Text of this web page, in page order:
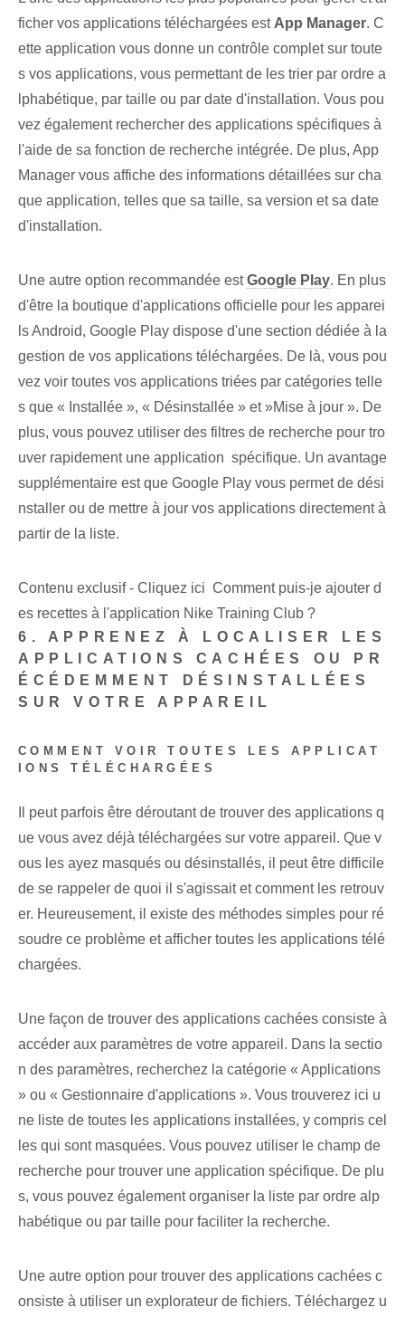
ficher vos applications téléchargées est App Manager. C
ette application vous donne un contrôle complet sur toute
s vos applications, vous permettant de les trier par ordre a
lphabétique, par taille ou par date d'installation. Vous pou
vez également rechercher des applications spécifiques à
l'aide de sa fonction de recherche intégrée. De plus, App
Manager​ vous affiche des informations détaillées sur cha
que application, telles que sa taille, sa version et sa date
d'installation.
Une autre option recommandée estGoogle Play. En plus
d'être la boutique d'applications officielle pour les apparei
ls Android, Google Play dispose d'une section dédiée à la
gestion de vos applications téléchargées. De là, vous pou
vez voir toutes vos applications triées par catégories telle
s que « Installée », « Désinstallée » et ⁣»Mise à jour ». De
plus, vous pouvez utiliser des filtres de recherche pour tro
uver rapidement une application ‌ spécifique. Un avantage
supplémentaire est que Google Play vous permet de dési
nstaller ou de mettre à jour vos applications directement à
partir de la liste.
Contenu exclusif - Cliquez ici Comment puis-je ajouter d
es recettes à l'application Nike Training Club ?
6. APPRENEZ À LOCALISER LES
APPLICATIONS CACHÉES OU PR
ÉCÉDEMMENT DÉSINSTALLÉES
SUR VOTRE APPAREIL
COMMENT VOIR TOUTES LES APPLICAT
IONS TÉLÉCHARGÉES
Il peut parfois être déroutant de trouver des applications q
ue vous avez déjà téléchargées sur votre appareil. Que v
ous les ayez masqués ou désinstallés, il peut être difficile
de se rappeler de quoi il s'agissait et comment les retrouv
er. Heureusement, il existe des méthodes simples pour ré
soudre ce problème et afficher toutes les applications télé
chargées.
Une façon de trouver des applications cachées consiste à
accéder aux paramètres de votre appareil. Dans la sectio
n des paramètres, recherchez la catégorie « Applications
»​ ou « Gestionnaire d'applications ». Vous trouverez ici u
ne liste de toutes les applications installées, y compris cel
les qui sont masquées. Vous pouvez utiliser le champ de
recherche pour ⁢trouver une application spécifique.​ De plu
s, ‌vous pouvez également ⁣organiser la liste par ordre alp
habétique ou par ⁤taille ⁤pour faciliter la recherche.
Une autre option pour trouver des applications cachées c
onsiste à utiliser un explorateur de fichiers. Téléchargez u